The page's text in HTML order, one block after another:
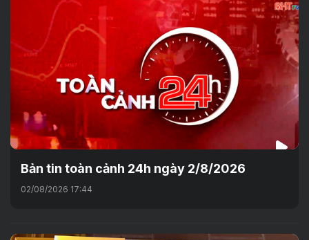
Bản tin toàn cảnh 24h ngày 2/8/2026
02/08/2026 17:44